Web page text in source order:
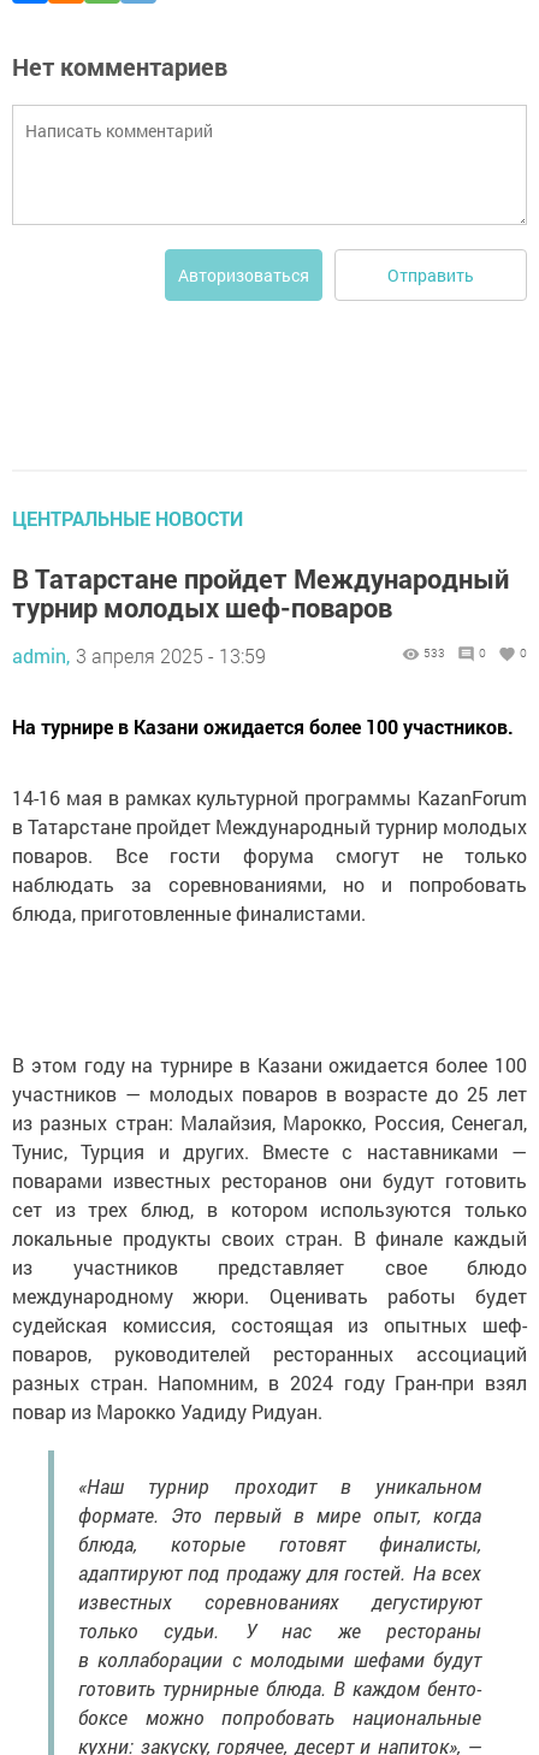
Нет комментариев
Авторизоваться Отправить
ЦЕНТРАЛЬНЫЕ НОВОСТИ
В Татарстане пройдет Международный
турнир молодых шеф-поваров
admin, 3 апреля 2025 - 13:59 533 0 0
На турнире в Казани ожидается более 100 участников.
14-16 мая в рамках культурной программы KazanForum
в Татарстане пройдет Международный турнир молодых
поваров. Все гости форума смогут не только
наблюдать за соревнованиями, но и попробовать
блюда, приготовленные финалистами.
В этом году на турнире в Казани ожидается более 100
участников — молодых поваров в возрасте до 25 лет
из разных стран: Малайзия, Марокко, Россия, Сенегал,
Тунис, Турция и других. Вместе с наставниками —
поварами известных ресторанов они будут готовить
сет из трех блюд, в котором используются только
локальные продукты своих стран. В финале каждый
из участников представляет свое блюдо
международному жюри. Оценивать работы будет
судейская комиссия, состоящая из опытных шеф-
поваров, руководителей ресторанных ассоциаций
разных стран. Напомним, в 2024 году Гран-при взял
повар из Марокко Уадиду Ридуан.
«Наш турнир проходит в уникальном
формате. Это первый в мире опыт, когда
блюда, которые готовят финалисты,
адаптируют под продажу для гостей. На всех
известных соревнованиях дегустируют
только судьи. У нас же рестораны
в коллаборации с молодыми шефами будут
готовить турнирные блюда. В каждом бенто-
боксе можно попробовать национальные
кухни: закуску, горячее, десерт и напиток», —